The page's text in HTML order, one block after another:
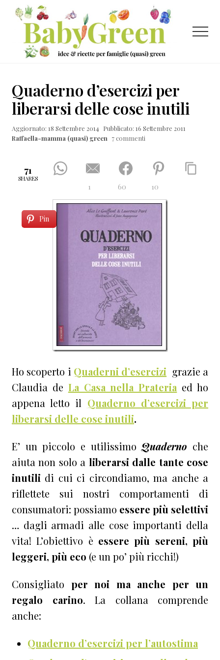
Menu
Passa
contenuto
principale
Passa
laterale
primaria
Passa
ricette
per
famiglie
Menu
Quaderno d’esercizi per
liberarsi delle cose inutili
Aggiornato: 18 Settembre 2014 Pubblicato: 16 Settembre 2011
Raffaella-mamma (quasi) green 7 commenti
71
SHARES
1 60 10
Pin
Ho scoperto i Quaderni d’esercizi grazie a
Claudia de La Casa nella Prateria ed ho
appena letto il Quaderno d’esercizi per
liberarsi delle cose inutili.
E’ un piccolo e utilissimoQuaderno che
aiuta non solo a liberarsi dalle tante cose
inutili di cui ci circondiamo, ma anche a
riflettete sui nostri comportamenti di
consumatori: possiamo essere più selettivi
… dagli armadi alle cose importanti della
vita! L’obiettivo è essere più sereni, più
leggeri, più eco (e un po’ più ricchi!)
Consigliato per noi ma anche per un
regalo carino. La collana comprende
anche:
Quaderno d’esercizi per l’autostima